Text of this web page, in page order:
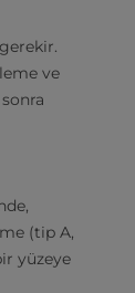
ve
(tip A,
yüzeye